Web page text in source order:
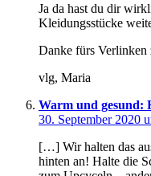
Ja da hast du dir
Kleidungsstücke
Danke fürs
vlg, Maria
Warm und gesund:
30. September 2020
[…] Wir halten das
hinten an! Halte die